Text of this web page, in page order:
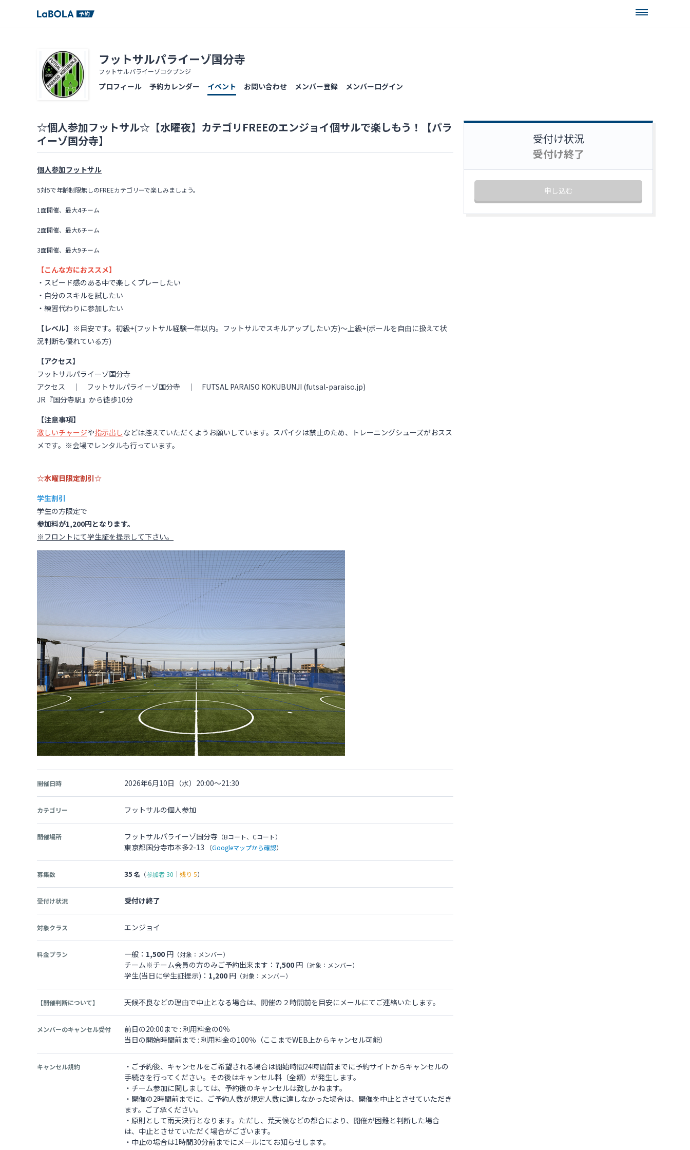
フットサルパライーゾ国分寺
フットサルパライーゾコクブンジ
プロフィール 予約カレンダー イベント お問い合わせ メンバー登録 メンバーログイン
☆個人参加フットサル☆【水曜夜】カテゴリFREEのエンジョイ個サルで楽しもう！【パラ
イーゾ国分寺】
個人参加フットサル
5対5で年齢制限無しのFREEカテゴリーで楽しみましょう。
1面開催、最大4チーム
2面開催、最大6チーム
3面開催、最大9チーム
【こんな方におススメ】
・スピード感のある中で楽しくプレーしたい
・自分のスキルを試したい
・練習代わりに参加したい
【レベル】 ※目安です。初級+(フットサル経験一年以内。フットサルでスキルアップしたい方)～上級+(ボールを自由に扱えて状
況判断も優れている方)
【アクセス】
フットサルパライーゾ国分寺
アクセス ｜ フットサルパライーゾ国分寺 ｜ FUTSAL PARAISO KOKUBUNJI (futsal-paraiso.jp)
JR『国分寺駅』から徒歩10分
【注意事項】
激しいチャージや指示出しなどは控えていただくようお願いしています。スパイクは禁止のため、トレーニングシューズがおスス
メです。※会場でレンタルも行っています。
☆水曜日限定割引☆
学生割引
学生の方限定で
参加料が1,200円となります。
※フロントにて学生証を提示して下さい。
開催日時 2026年6月10日（水）20:00～21:30
カテゴリー フットサルの個人参加
開催場所 フットサルパライーゾ国分寺 （Bコート、Cコート）
東京都国分寺市本多2-13 （Googleマップから確認）
募集数 35 名 （参加者30 ｜ 残り 5）
受付け状況 受付け終了
対象クラス エンジョイ
料金プラン 一般： 1,500 円 （対象：メンバー）
チーム※チーム会員の方のみご予約出来ます： 7,500 円 （対象：メンバー）
学生(当日に学生証提示)： 1,200 円 （対象：メンバー）
【開催判断について】 天候不良などの理由で中止となる場合は、開催の２時間前を目安にメールにてご連絡いたします。
メンバーのキャンセル受付
前日の20:00まで : 利用料金の0％
当日の開始時間前まで : 利用料金の100％（ここまでWEB上からキャンセル可能）
キャンセル規約
・ご予約後、キャンセルをご希望される場合は開始時間24時間前までに予約サイトからキャンセルの
手続きを行ってください。その後はキャンセル料（全額）が発生します。
・チーム参加に関しましては、予約後のキャンセルは致しかねます。
・開催の2時間前までに、ご予約人数が規定人数に達しなかった場合は、開催を中止とさせていただき
ます。ご了承ください。
・原則として雨天決行となります。ただし、荒天候などの都合により、開催が困難と判断した場合
は、中止とさせていただく場合がございます。
・中止の場合は1時間30分前までにメールにてお知らせします。
受付け状況
受付け終了
申し込む